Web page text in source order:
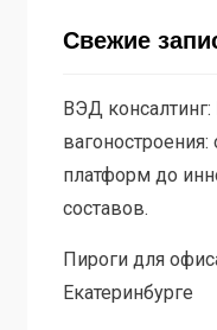
Свежие
ВЭД консалтинг:
платформ до
составов.
Пироги для
Екатеринбурге